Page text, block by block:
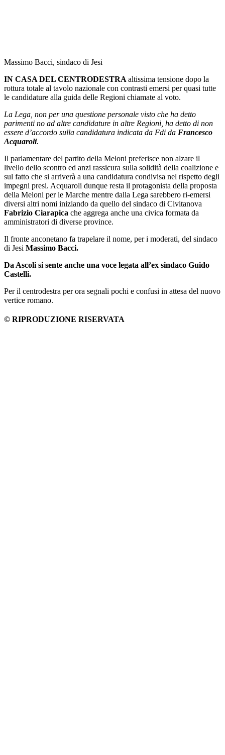
Massimo Bacci, sindaco di Jesi
IN CASA DEL CENTRODESTRA altissima tensione dopo la
rottura totale al tavolo nazionale con contrasti emersi per quasi tutte
le candidature alla guida delle Regioni chiamate al voto.
La Lega, non per una questione personale visto che ha detto
parimenti no ad altre candidature in altre Regioni, ha detto di non
essere d’accordo sulla candidatura indicata da Fdi da Francesco
Acquaroli.
Il parlamentare del partito della Meloni preferisce non alzare il
livello dello scontro ed anzi rassicura sulla solidità della coalizione e
sul fatto che si arriverà a una candidatura condivisa nel rispetto degli
impegni presi. Acquaroli dunque resta il protagonista della proposta
della Meloni per le Marche mentre dalla Lega sarebbero ri-emersi
diversi altri nomi iniziando da quello del sindaco di Civitanova
Fabrizio Ciarapica che aggrega anche una civica formata da
amministratori di diverse province.
Il fronte anconetano fa trapelare il nome, per i moderati, del sindaco
di Jesi Massimo Bacci.
Da Ascoli si sente anche una voce legata all’ex sindaco Guido
Castelli.
Per il centrodestra per ora segnali pochi e confusi in attesa del nuovo
vertice romano.
© RIPRODUZIONE RISERVATA